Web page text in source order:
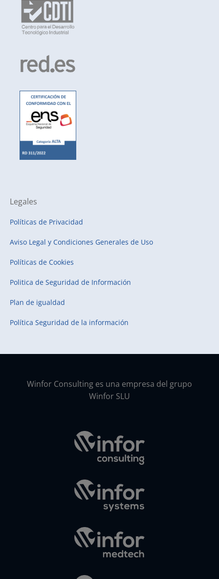
Legales
Políticas de Privacidad
Aviso Legal y Condiciones Generales de Uso
Políticas de Cookies
Politica de Seguridad de Información
Plan de igualdad
Política Seguridad de la información
Winfor Consulting es una empresa del grupo
Winfor SLU